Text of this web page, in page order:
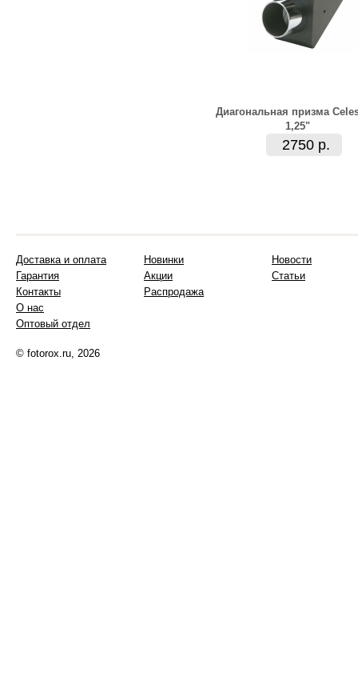
Диагональная призма
1,25"
2750 р.
Доставка и оплата
Гарантия
Контакты
О нас
Оптовый отдел
Новинки
Акции
Распродажа
Новости
Статьи
© fotorox.ru, 2026